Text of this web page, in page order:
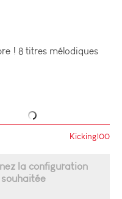
! 8 titres mélodiques
Kicking100
la configuration
souhaitée